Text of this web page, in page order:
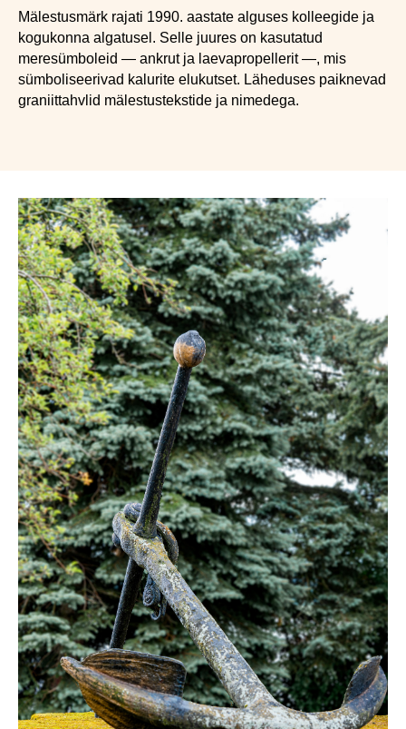
Mälestusmärk rajati 1990. aastate alguses kolleegide ja
kogukonna algatusel. Selle juures on kasutatud
meresümboleid — ankrut ja laevapropellerit —, mis
sümboliseerivad kalurite elukutset. Läheduses paiknevad
graniittahvlid mälestustekstide ja nimedega.